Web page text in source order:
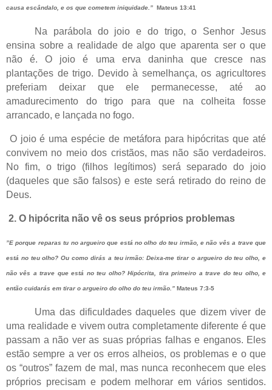
causa escândalo, e os que cometem iniquidade.” Mateus 13:41
Na parábola do joio e do trigo, o Senhor Jesus
ensina sobre a realidade de algo que aparenta ser o que
não é. O joio é uma erva daninha que cresce nas
plantações de trigo. Devido à semelhança, os agricultores
preferiam deixar que ele permanecesse, até ao
amadurecimento do trigo para que na colheita fosse
arrancado, e lançada no fogo.
O joio é uma espécie de metáfora para hipócritas que até
convivem no meio dos cristãos, mas não são verdadeiros.
No fim, o trigo (filhos legítimos) será separado do joio
(daqueles que são falsos) e este será retirado do reino de
Deus.
2. O hipócrita não vê os seus próprios problemas
”E porque reparas tu no argueiro que está no olho do teu irmão, e não vês a trave que
está no teu olho? Ou como dirás a teu irmão: Deixa-me tirar o argueiro do teu olho, e
não vês a trave que está no teu olho? Hipócrita, tira primeiro a trave do teu olho, e
então cuidarás em tirar o argueiro do olho do teu irmão.” Mateus 7:3-5
Uma das dificuldades daqueles que dizem viver de
uma realidade e vivem outra completamente diferente é que
passam a não ver as suas próprias falhas e enganos. Eles
estão sempre a ver os erros alheios, os problemas e o que
os “outros” fazem de mal, mas nunca reconhecem que eles
próprios precisam e podem melhorar em vários sentidos.